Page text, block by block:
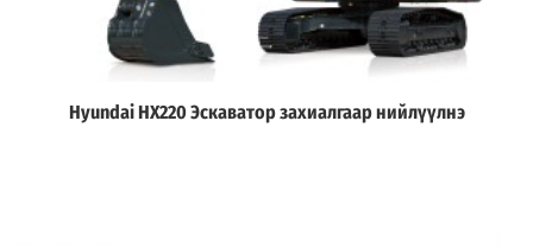
Дэлгэрэнгүй
Hyundai HX220 Эскаватор захиалгаар нийлүүлнэ